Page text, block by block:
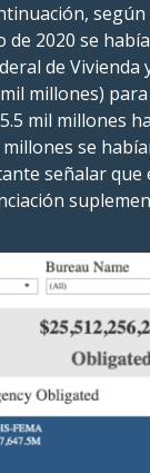
de 2020 se
de
mil millones)
mil millones
se
señalar